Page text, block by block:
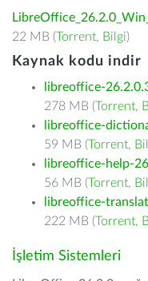
22 MB (Torrent, Bilgi)
Kaynak kodu indir
libreoffice-
278 MB (Torrent,
libreoffice-
59 MB (Torrent,
libreoffice-help-
56 MB (Torrent,
libreoffice-
222 MB (Torrent,
İşletim Sistemleri